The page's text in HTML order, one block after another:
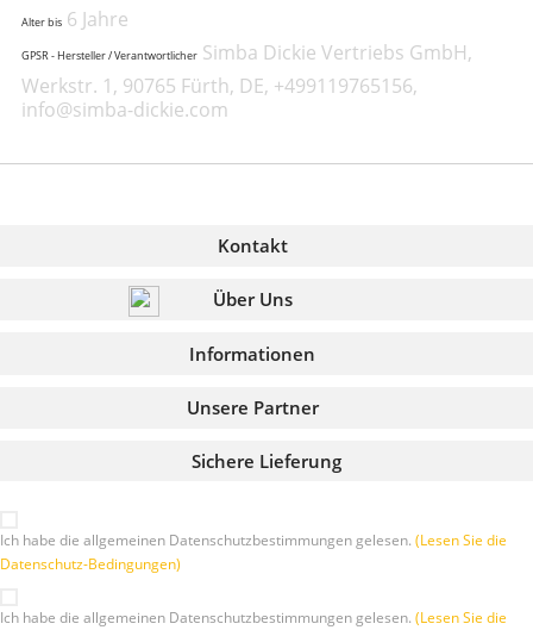
Alter bis 6 Jahre
GPSR - Hersteller / Verantwortlicher Simba Dickie Vertriebs GmbH,
Werkstr. 1, 90765 Fürth, DE, +499119765156,
info@simba-dickie.com
Kontakt
Über Uns
Informationen
Sichere Lieferung
Unsere Partner
Ich habe die allgemeinen Datenschutzbestimmungen gelesen. (Lesen Sie die
Datenschutz-Bedingungen)
Ich habe die allgemeinen Datenschutzbestimmungen gelesen. (Lesen Sie die